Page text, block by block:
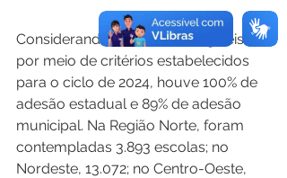
Considerando as escolas elegíveis
por meio de critérios estabelecidos
para o ciclo de 2024, houve 100% de
adesão estadual e 89% de adesão
municipal. Na Região Norte, foram
contempladas 3.893 escolas; no
Nordeste, 13.072; no Centro-Oeste,